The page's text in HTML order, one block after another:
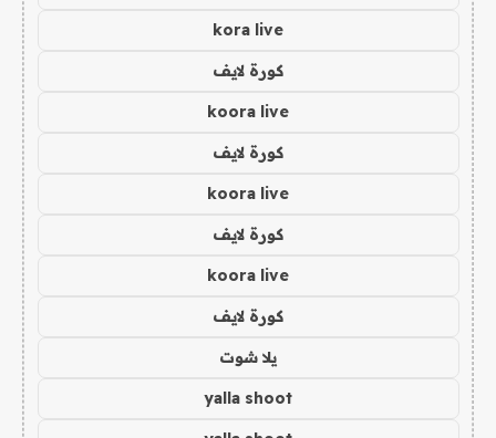
kora live
كورة لايف
koora live
كورة لايف
koora live
كورة لايف
koora live
كورة لايف
يلا شوت
yalla shoot